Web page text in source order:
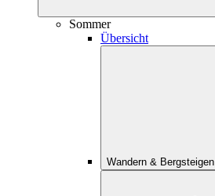
Sommer
Übersicht
Wandern & Bergsteigen